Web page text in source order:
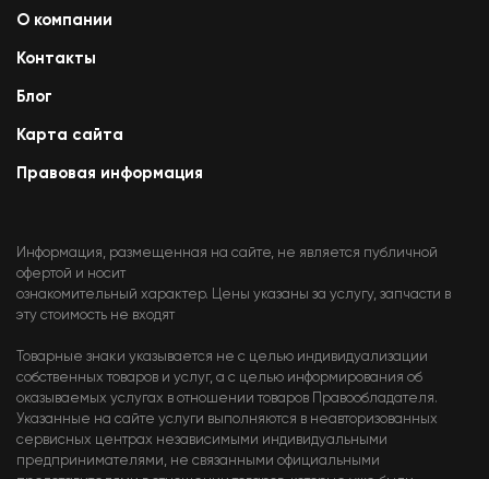
О компании
Контакты
Блог
Карта сайта
Правовая информация
Информация, размещенная на сайте, не является публичной
офертой и носит
ознакомительный характер. Цены указаны за услугу, запчасти в
эту стоимость не входят
Товарные знаки указывается не с целью индивидуализации
собственных товаров и услуг, а с целью информирования об
оказываемых услугах в отношении товаров Правообладателя.
Указанные на сайте услуги выполняются в неавторизованных
сервисных центрах независимыми индивидуальными
предпринимателями, не связанными официальными